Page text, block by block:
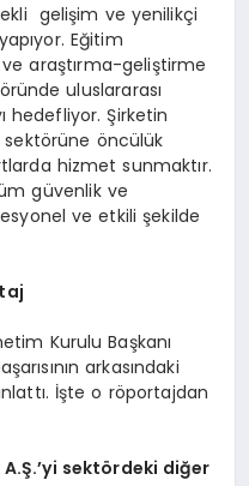
gelişim ve yenilikçi
Eğitim
araştırma-geliştirme
uluslararası
hedefliyor. Şirketin
sektörüne öncülük
hizmet sunmaktır.
güvenlik ve
ve etkili şekilde
Kurulu Başkanı
arkasındaki
İşte o röportajdan
sektördeki diğer